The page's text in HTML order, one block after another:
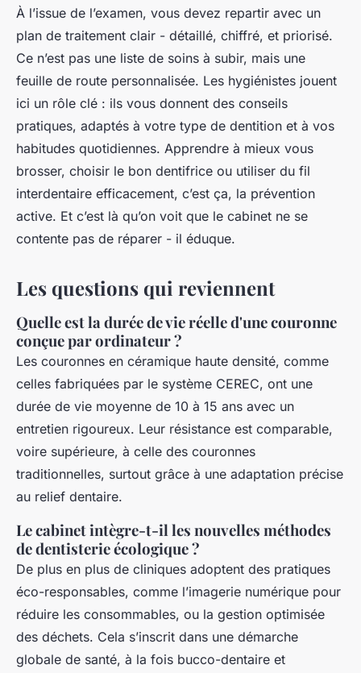
À l’issue de l’examen, vous devez repartir avec un
plan de traitement clair - détaillé, chiffré, et priorisé.
Ce n’est pas une liste de soins à subir, mais une
feuille de route personnalisée. Les hygiénistes jouent
ici un rôle clé : ils vous donnent des conseils
pratiques, adaptés à votre type de dentition et à vos
habitudes quotidiennes. Apprendre à mieux vous
brosser, choisir le bon dentifrice ou utiliser du fil
interdentaire efficacement, c’est ça, la prévention
active. Et c’est là qu’on voit que le cabinet ne se
contente pas de réparer - il éduque.
Les questions qui reviennent
Quelle est la durée de vie réelle d'une couronne
conçue par ordinateur ?
Les couronnes en céramique haute densité, comme
celles fabriquées par le système CEREC, ont une
durée de vie moyenne de 10 à 15 ans avec un
entretien rigoureux. Leur résistance est comparable,
voire supérieure, à celle des couronnes
traditionnelles, surtout grâce à une adaptation précise
au relief dentaire.
Le cabinet intègre-t-il les nouvelles méthodes
de dentisterie écologique ?
De plus en plus de cliniques adoptent des pratiques
éco-responsables, comme l’imagerie numérique pour
réduire les consommables, ou la gestion optimisée
des déchets. Cela s’inscrit dans une démarche
globale de santé, à la fois bucco-dentaire et